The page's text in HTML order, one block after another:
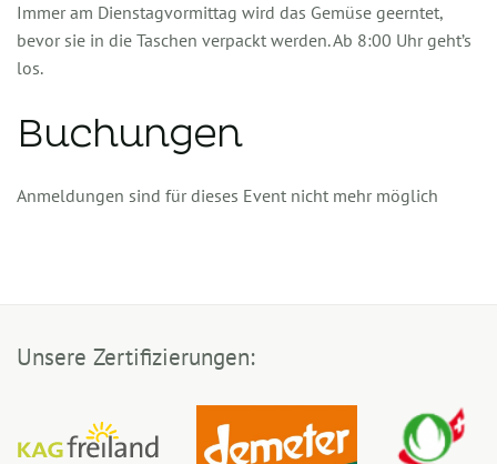
Immer am Dienstagvormittag wird das Gemüse geerntet,
bevor sie in die Taschen verpackt werden. Ab 8:00 Uhr geht’s
los.
Buchungen
Anmeldungen sind für dieses Event nicht mehr möglich
Unsere Zertifizierungen: